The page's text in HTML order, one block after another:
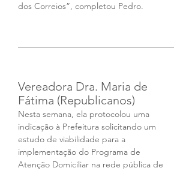
dos Correios”, completou Pedro.
Vereadora Dra. Maria de
Fátima (Republicanos)
Nesta semana, ela protocolou uma
indicação à Prefeitura solicitando um
estudo de viabilidade para a
implementação do Programa de
Atenção Domiciliar na rede pública de